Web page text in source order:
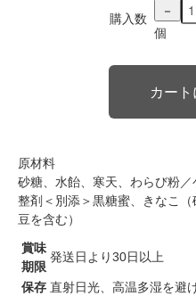
購入数 －
個
原材料
砂糖、水飴、寒天、わらび粉
整剤＜別添＞黒糖蜜、きなこ
豆を含む）
賞味
期限
発送日より30日以上
保存 直射日光、高温多湿を避